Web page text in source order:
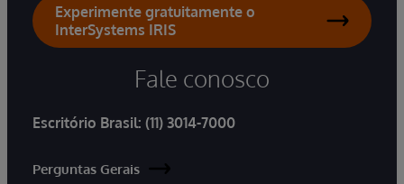
Experimente gratuitamente o
InterSystems IRIS
Fale conosco
Escritório Brasil: (11) 3014-7000
Perguntas Gerais